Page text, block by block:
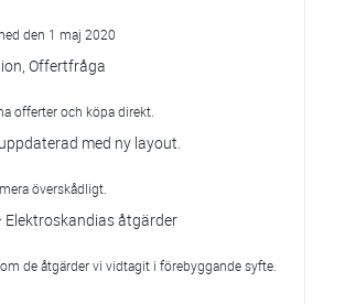
den 1 maj 2020
Offertfråga
offerter och köpa direkt.
med ny layout.
överskådligt.
Elektroskandias åtgärder
de åtgärder vi vidtagit i förebyggande syfte.